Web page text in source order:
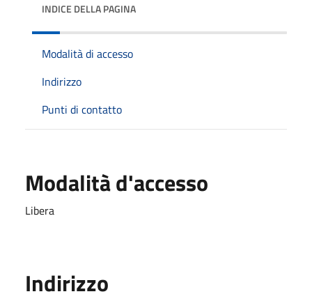
INDICE DELLA PAGINA
Modalità di accesso
Indirizzo
Punti di contatto
Modalità d'accesso
Libera
Indirizzo